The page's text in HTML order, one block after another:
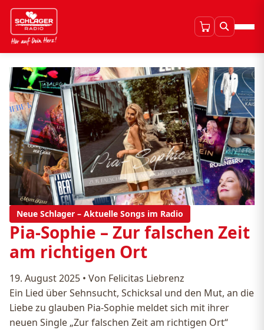
Neue Schlager – Aktuelle Songs im Radio
Pia-Sophie – Zur falschen Zeit
am richtigen Ort
19. August 2025 • Von Felicitas Liebrenz
Ein Lied über Sehnsucht, Schicksal und den Mut, an die
Liebe zu glauben Pia-Sophie meldet sich mit ihrer
neuen Single „Zur falschen Zeit am richtigen Ort“